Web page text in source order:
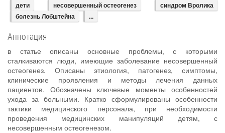
дети несовершенный остеогенез
синдром Вролика
болезнь Лобштейна
...
Аннотация
в статье описаны основные проблемы, с которыми
сталкиваются люди, имеющие заболевание несовершенный
остеогенез. Описаны этиология, патогенез, симптомы,
клинические проявления и методы лечения данных
пациентов. Обозначены ключевые моменты особенностей
ухода за больными. Кратко сформулированы особенности
тактики медицинского персонала, при необходимости
проведения медицинских манипуляций детям, с
несовершенным остеогенезом.